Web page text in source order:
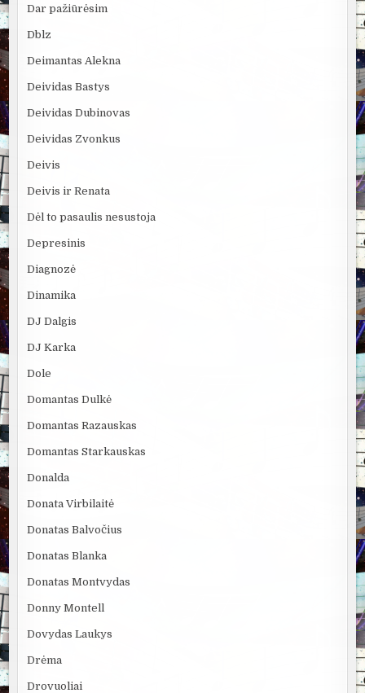
Dar pažiūrėsim
Dblz
Deimantas Alekna
Deividas Bastys
Deividas Dubinovas
Deividas Zvonkus
Deivis
Deivis ir Renata
Dėl to pasaulis nesustoja
Depresinis
Diagnozė
Dinamika
DJ Dalgis
DJ Karka
Dole
Domantas Dulkė
Domantas Razauskas
Domantas Starkauskas
Donalda
Donata Virbilaitė
Donatas Balvočius
Donatas Blanka
Donatas Montvydas
Donny Montell
Dovydas Laukys
Drėma
Drovuoliai